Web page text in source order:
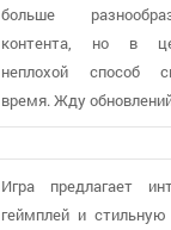
больше
контента, но в
неплохой способ
время. Жду
Игра предлагает
геймплей и стильную